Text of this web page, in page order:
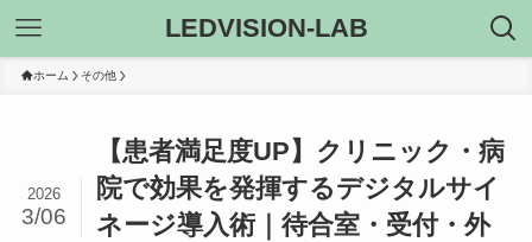
LEDVISION-LAB
ホーム その他
【患者満足度UP】クリニック・病
院で効果を発揮するデジタルサイ
ネージ導入術｜待合室・受付・外
2026
3/06